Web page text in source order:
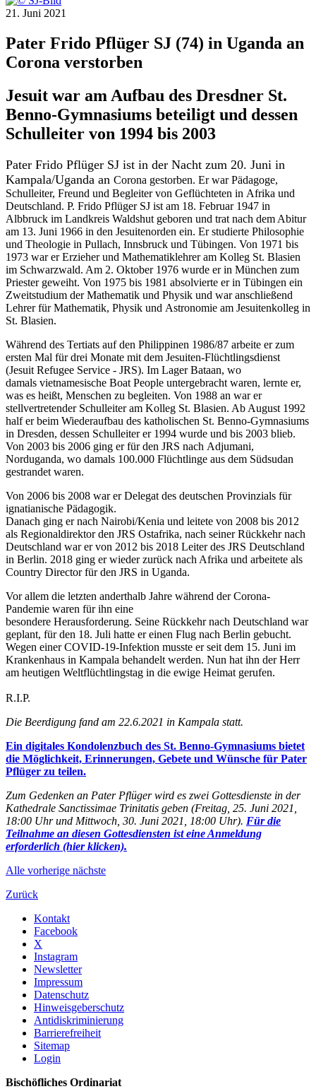
21. Juni 2021
Pater Frido Pflüger SJ (74) in Uganda an
Corona verstorben
Jesuit war am Aufbau des Dresdner St.
Benno-Gymnasiums beteiligt und dessen
Schulleiter von 1994 bis 2003
Pater Frido Pflüger SJ ist in der Nacht zum 20. Juni in
Kampala/Uganda an Corona gestorben. Er war Pädagoge,
Schulleiter, Freund und Begleiter von Geflüchteten in Afrika und
Deutschland. P. Frido Pflüger SJ ist am 18. Februar 1947 in
Albbruck im Landkreis Waldshut geboren und trat nach dem Abitur
am 13. Juni 1966 in den Jesuitenorden ein. Er studierte Philosophie
und Theologie in Pullach, Innsbruck und Tübingen. Von 1971 bis
1973 war er Erzieher und Mathematiklehrer am Kolleg St. Blasien
im Schwarzwald. Am 2. Oktober 1976 wurde er in München zum
Priester geweiht. Von 1975 bis 1981 absolvierte er in Tübingen ein
Zweitstudium der Mathematik und Physik und war anschließend
Lehrer für Mathematik, Physik und Astronomie am Jesuitenkolleg in
St. Blasien.
Während des Tertiats auf den Philippinen 1986/87 arbeite er zum
ersten Mal für drei Monate mit dem Jesuiten-Flüchtlingsdienst
(Jesuit Refugee Service - JRS). Im Lager Bataan, wo
damals vietnamesische Boat People untergebracht waren, lernte er,
was es heißt, Menschen zu begleiten. Von 1988 an war er
stellvertretender Schulleiter am Kolleg St. Blasien. Ab August 1992
half er beim Wiederaufbau des katholischen St. Benno-Gymnasiums
in Dresden, dessen Schulleiter er 1994 wurde und bis 2003 blieb.
Von 2003 bis 2006 ging er für den JRS nach Adjumani,
Norduganda, wo damals 100.000 Flüchtlinge aus dem Südsudan
gestrandet waren.
Von 2006 bis 2008 war er Delegat des deutschen Provinzials für
ignatianische Pädagogik.
Danach ging er nach Nairobi/Kenia und leitete von 2008 bis 2012
als Regionaldirektor den JRS Ostafrika, nach seiner Rückkehr nach
Deutschland war er von 2012 bis 2018 Leiter des JRS Deutschland
in Berlin. 2018 ging er wieder zurück nach Afrika und arbeitete als
Country Director für den JRS in Uganda.
Vor allem die letzten anderthalb Jahre während der Corona-
Pandemie waren für ihn eine
besondere Herausforderung. Seine Rückkehr nach Deutschland war
geplant, für den 18. Juli hatte er einen Flug nach Berlin gebucht.
Wegen einer COVID-19-Infektion musste er seit dem 15. Juni im
Krankenhaus in Kampala behandelt werden. Nun hat ihn der Herr
am heutigen Weltflüchtlingstag in die ewige Heimat gerufen.
R.I.P.
Die Beerdigung fand am 22.6.2021 in Kampala statt.
Ein digitales Kondolenzbuch des St. Benno-Gymnasiums bietet
die Möglichkeit, Erinnerungen, Gebete und Wünsche für Pater
Pflüger zu teilen.
Zum Gedenken an Pater Pflüger wird es zwei Gottesdienste in der
Kathedrale Sanctissimae Trinitatis geben (Freitag, 25. Juni 2021,
18:00 Uhr und Mittwoch, 30. Juni 2021, 18:00 Uhr). Für die
Teilnahme an diesen Gottesdiensten ist eine Anmeldung
erforderlich (hier klicken).
Alle vorherige nächste
Zurück
Kontakt
Facebook
X
Instagram
Newsletter
Impressum
Datenschutz
Hinweisgeberschutz
Antidiskriminierung
Barrierefreiheit
Sitemap
Login
Bischöfliches Ordinariat